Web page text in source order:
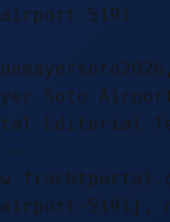
5191
Soto
Editorial
=
airport-5191},